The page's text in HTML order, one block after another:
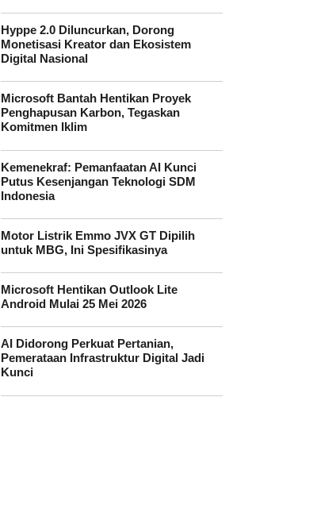
Hyppe 2.0 Diluncurkan, Dorong
Monetisasi Kreator dan Ekosistem
Digital Nasional
Microsoft Bantah Hentikan Proyek
Penghapusan Karbon, Tegaskan
Komitmen Iklim
Kemenekraf: Pemanfaatan AI Kunci
Putus Kesenjangan Teknologi SDM
Indonesia
Motor Listrik Emmo JVX GT Dipilih
untuk MBG, Ini Spesifikasinya
Microsoft Hentikan Outlook Lite
Android Mulai 25 Mei 2026
AI Didorong Perkuat Pertanian,
Pemerataan Infrastruktur Digital Jadi
Kunci